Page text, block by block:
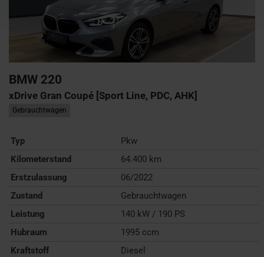
BMW 220
xDrive Gran Coupé [Sport Line, PDC, AHK]
Gebrauchtwagen
Typ
Pkw
Kilometerstand
64.400 km
Erstzulassung
06/2022
Zustand
Gebrauchtwagen
Leistung
140 kW / 190 PS
Hubraum
1995 ccm
Kraftstoff
Diesel